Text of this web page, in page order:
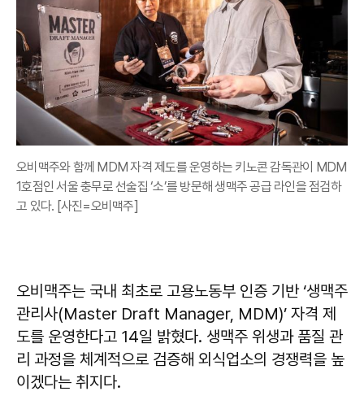
오비맥주와 함께 MDM 자격 제도를 운영하는 키노콘 감독관이 MDM
1호점인 서울 충무로 선술집 ‘소’를 방문해 생맥주 공급 라인을 점검하
고 있다. [사진=오비맥주]
오비맥주는 국내 최초로 고용노동부 인증 기반 ‘생맥주
관리사(Master Draft Manager, MDM)’ 자격 제
도를 운영한다고 14일 밝혔다. 생맥주 위생과 품질 관
리 과정을 체계적으로 검증해 외식업소의 경쟁력을 높
이겠다는 취지다.